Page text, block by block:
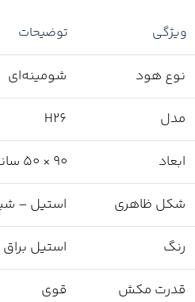
ویژگی توضیحات
نوع هود شومینه‌ای
مدل H26
ابعاد ۹۰ × ۵۰ سانتیمتر
شکل ظاهری استیل –
رنگ استیل
قدرت مکش قوی